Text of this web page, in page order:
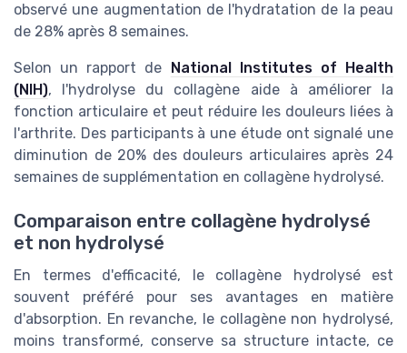
observé une augmentation de l'hydratation de la peau
de 28% après 8 semaines.
Selon un rapport de National Institutes of Health
(NIH), l'hydrolyse du collagène aide à améliorer la
fonction articulaire et peut réduire les douleurs liées à
l'arthrite. Des participants à une étude ont signalé une
diminution de 20% des douleurs articulaires après 24
semaines de supplémentation en collagène hydrolysé.
Comparaison entre collagène hydrolysé
et non hydrolysé
En termes d'efficacité, le collagène hydrolysé est
souvent préféré pour ses avantages en matière
d'absorption. En revanche, le collagène non hydrolysé,
moins transformé, conserve sa structure intacte, ce